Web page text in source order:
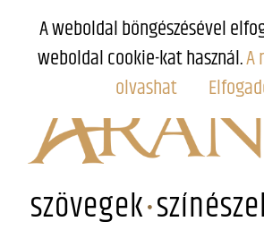
szövegek
A weboldal böngészésével
weboldal cookie-kat használ.A
olvashat